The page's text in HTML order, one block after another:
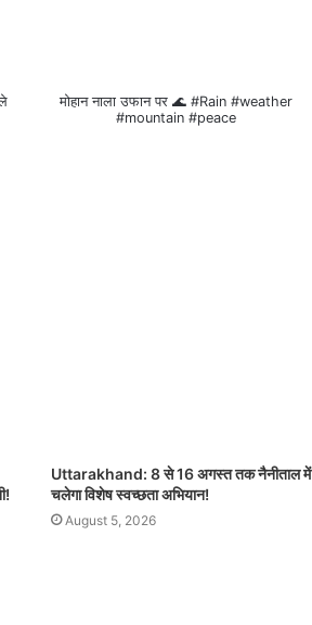
मोहान नाला उफान पर 🌊 #Rain #weather
#mountain #peace
Uttarakhand: 8 से 16 अगस्त तक नैनीताल में
चलेगा विशेष स्वच्छता अभियान!
August 5, 2026